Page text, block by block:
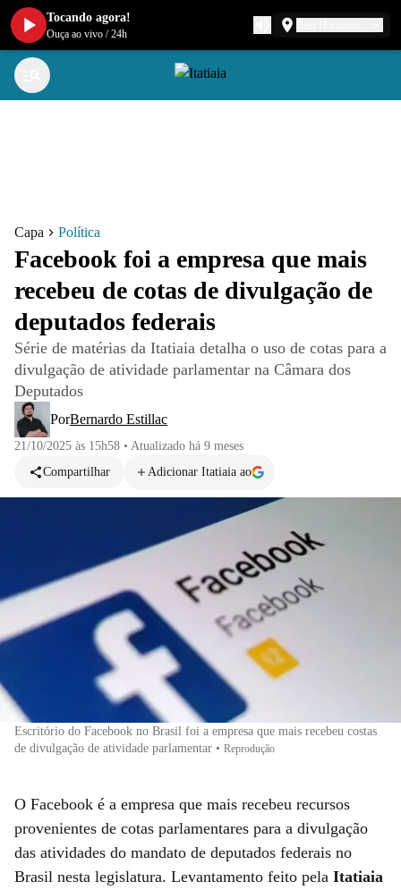
Capa Política
Facebook foi a empresa que mais
recebeu de cotas de divulgação de
deputados federais
Série de matérias da Itatiaia detalha o uso de cotas para a
divulgação de atividade parlamentar na Câmara dos
Deputados
PorBernardo Estillac
21/10/2025 às 15h58 • Atualizado há 9 meses
Compartilhar
Adicionar Itatiaia ao
Escritório do Facebook no Brasil foi a empresa que mais recebeu costas
de divulgação de atividade parlamentar • Reprodução
O Facebook é a empresa que mais recebeu recursos
provenientes de cotas parlamentares para a divulgação
das atividades do mandato de deputados federais no
Brasil nesta legislatura. Levantamento feito pela Itatiaia
Tocando agora!
Ouça ao vivo /24h